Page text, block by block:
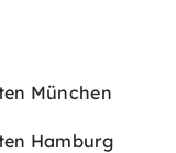
München
Hamburg